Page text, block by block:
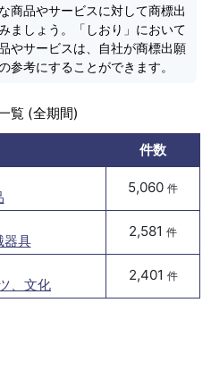
商品やサービスに対して商標出
ましょう。「しおり」において
やサービスは、自社が商標出願
参考にすることができます。
覧 (全期間)
件数
5,060 件
器具
2,581 件
、文化
2,401 件